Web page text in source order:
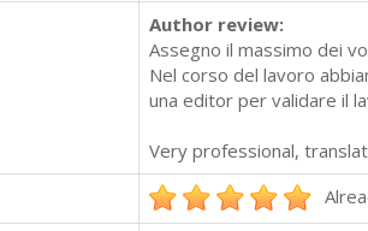
Author review:
Assegno il massimo dei
Nel corso del lavoro
una editor per validare il
Very professional,